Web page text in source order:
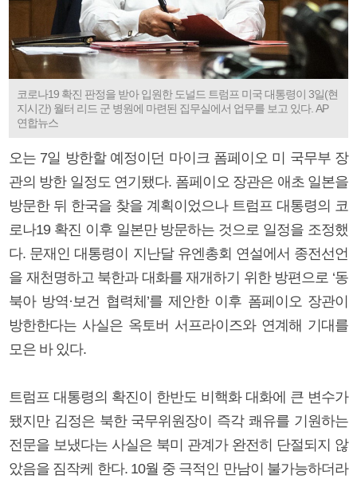
코로나19 확진 판정을 받아 입원한 도널드 트럼프 미국 대통령이 3일(현
지시간) 월터 리드 군 병원에 마련된 집무실에서 업무를 보고 있다. AP
연합뉴스
오는 7일 방한할 예정이던 마이크 폼페이오 미 국무부 장
관의 방한 일정도 연기됐다. 폼페이오 장관은 애초 일본을
방문한 뒤 한국을 찾을 계획이었으나 트럼프 대통령의 코
로나19 확진 이후 일본만 방문하는 것으로 일정을 조정했
다. 문재인 대통령이 지난달 유엔총회 연설에서 종전선언
을 재천명하고 북한과 대화를 재개하기 위한 방편으로 ‘동
북아 방역·보건 협력체’를 제안한 이후 폼페이오 장관이
방한한다는 사실은 옥토버 서프라이즈와 연계해 기대를
모은 바 있다.
트럼프 대통령의 확진이 한반도 비핵화 대화에 큰 변수가
됐지만 김정은 북한 국무위원장이 즉각 쾌유를 기원하는
전문을 보냈다는 사실은 북미 관계가 완전히 단절되지 않
았음을 짐작케 한다. 10월 중 극적인 만남이 불가능하더라